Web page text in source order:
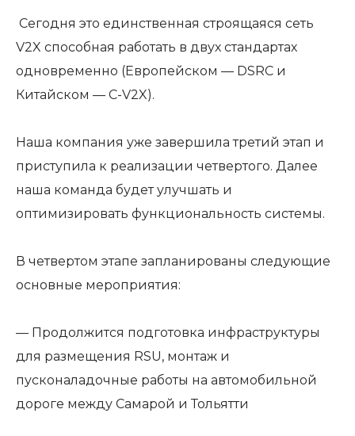
Сегодня это единственная строящаяся сеть
V2X способная работать в двух стандартах
одновременно (Европейском — DSRC и
Китайском — C-V2X).
Наша компания уже завершила третий этап и
приступила к реализации четвертого. Далее
наша команда будет улучшать и
оптимизировать функциональность системы.
В четвертом этапе запланированы следующие
основные мероприятия:
— Продолжится подготовка инфраструктуры
для размещения RSU, монтаж и
пусконаладочные работы на автомобильной
дороге между Самарой и Тольятти